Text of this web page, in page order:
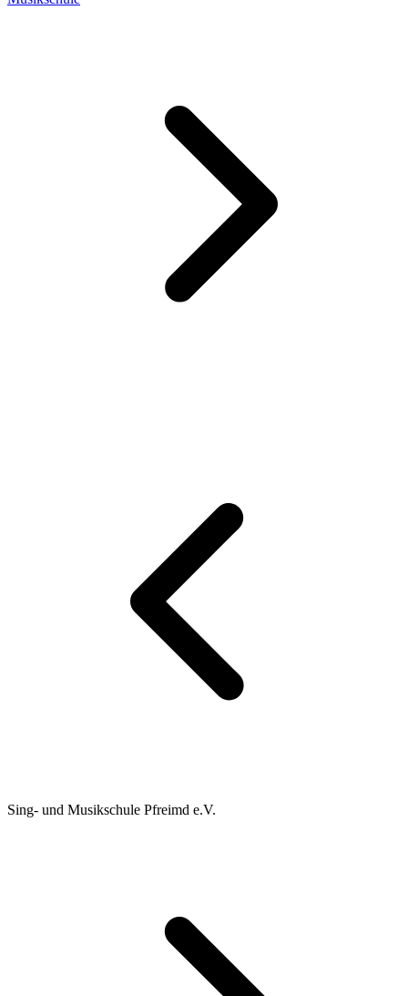
Sing- und Musikschule Pfreimd e.V.